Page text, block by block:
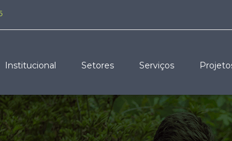
Institucional Setores Serviços